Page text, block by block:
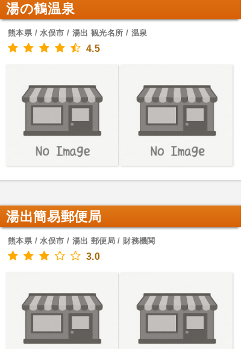
湯の鶴温泉
熊本県 / 水俣市 / 湯出 観光名所 / 温泉
4.5
湯出簡易郵便局
熊本県 / 水俣市 / 湯出 郵便局 / 財務機関
3.0